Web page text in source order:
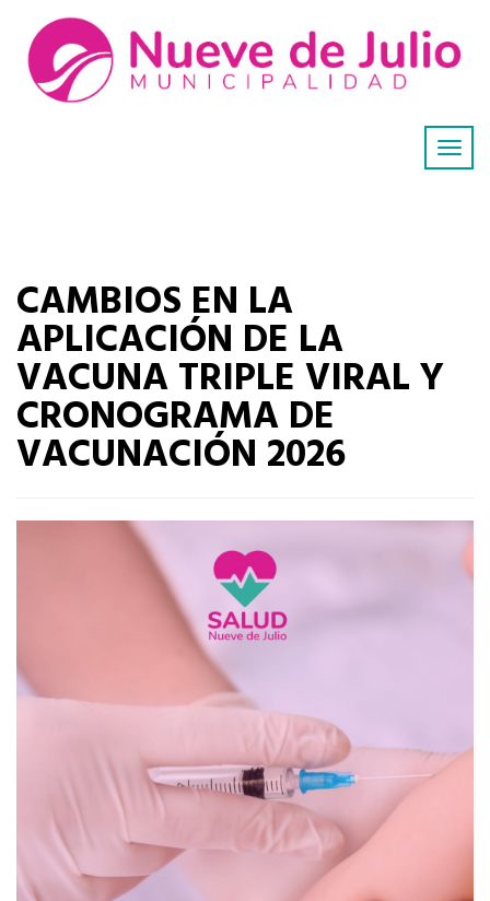
CAMBIOS EN LA
APLICACIÓN DE LA
VACUNA TRIPLE VIRAL Y
CRONOGRAMA DE
VACUNACIÓN 2026